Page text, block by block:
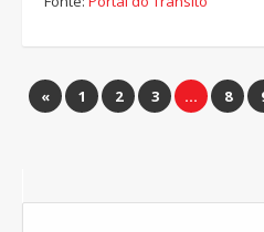
« 1 2 3 … 8